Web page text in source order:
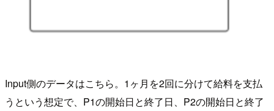
Input側のデータはこちら。1ヶ月を2回に分けて給料を支払
うという想定で、P1の開始日と終了日、P2の開始日と終了